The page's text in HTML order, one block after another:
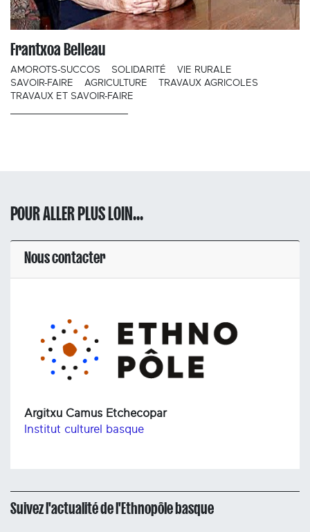
Frantxoa Belleau
AMOROTS-SUCCOS SOLIDARITÉ
VIE RURALE
SAVOIR-FAIRE
AGRICULTURE
TRAVAUX AGRICOLES
TRAVAUX ET SAVOIR-FAIRE
POUR ALLER PLUS LOIN...
Nous contacter
Argitxu Camus Etchecopar
Institut culturel basque
Suivez l'actualité de l'Ethnopôle basque